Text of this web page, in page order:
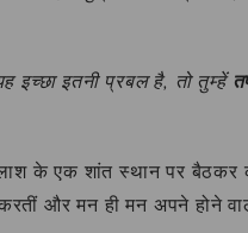
यह इच्छा इतनी प्रबल है, तो तुम्हें
के एक शांत स्थान पर बैठकर
और मन ही मन अपने होने